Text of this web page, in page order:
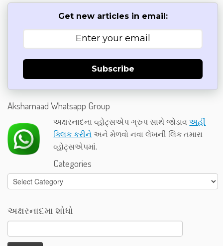
Get new articles in email:
Subscribe
Aksharnaad Whatsapp Group
અક્ષરનાદના વ્હોટ્સએપ ગ્રુપ સાથે જોડાવઅહીં
ક્લિક કરીને અને મેળવો નવા લેખની લિંક તમારા
વ્હોટ્સએપમાં.
Categories
Categories
અક્ષરનાદમા શોધો